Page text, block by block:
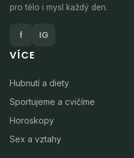
pro tělo i mysl každý den.
f IG
VÍCE
Hubnutí a diety
Sportujeme a cvičíme
Horoskopy
Sex a vztahy